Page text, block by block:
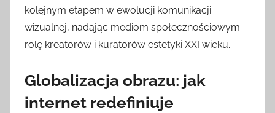
kolejnym etapem w ewolucji komunikacji
wizualnej, nadając mediom społecznościowym
rolę kreatorów i kuratorów estetyki XXI wieku.
Globalizacja obrazu: jak
internet redefiniuje